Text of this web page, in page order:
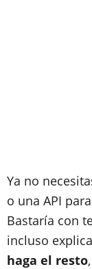
Ya no
o una API
Bastaría con
incluso
haga el resto